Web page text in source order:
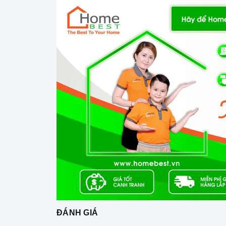
Công nghệ hiện đại
Công suất hút khỏe: 438 h)
ĐÁNH GIÁ